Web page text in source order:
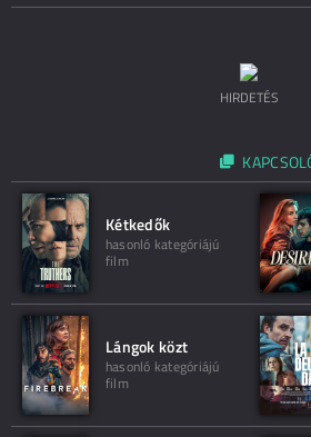
HIRDETÉS
Kétkedők
hasonló kategóriájú
film
Lángok közt
hasonló kategóriájú
film